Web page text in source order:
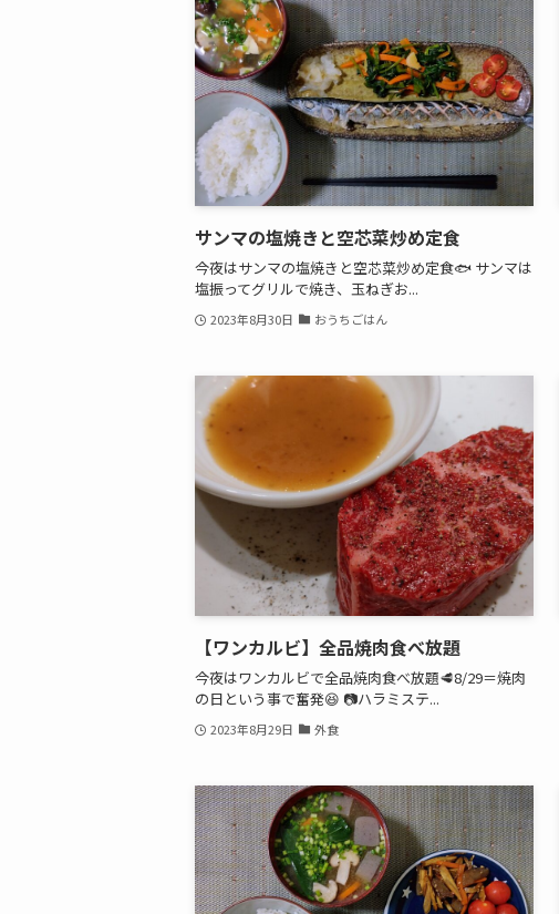
サンマの塩焼きと空芯菜炒め定食
今夜はサンマの塩焼きと空芯菜炒め定食🐟 サンマは
塩振ってグリルで焼き、玉ねぎお...
2023年8月30日 おうちごはん
【ワンカルビ】全品焼肉食べ放題
今夜はワンカルビで全品焼肉食べ放題🥩8/29＝焼肉
の日という事で奮発😆 📷ハラミステ...
2023年8月29日 外食